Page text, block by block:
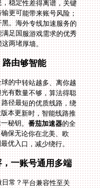
两堵厚墙。
由够智能
的中转站越多、离你越
有数量不够，算法得聪
径最短的优质线路，绕
本更新时，智能线路推
秘钥。番茄加速器的全
球节点布局就基于这一点优化，确保无论你在北美、欧
优入口，减少绕行。
一账号通用多端
常？平台兼容性至关
盖Android、iOS、
更重要的是，能让你
接——电脑挂着游戏副